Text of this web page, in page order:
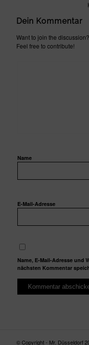
Dein Kommentar
Want to join the discussion?
Feel free to contribute!
Name
E-Mail-Adresse
Name, E-Mail-Adresse und
nächsten Kommentar
© Copyright - Mr. Düsseldorf